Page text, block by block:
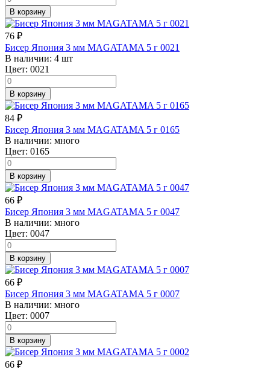
В корзину
76 ₽
Бисер Япония 3 мм MAGATAMA 5 г 0021
В наличии: 4 шт
Цвет: 0021
В корзину
84 ₽
Бисер Япония 3 мм MAGATAMA 5 г 0165
В наличии: много
Цвет: 0165
В корзину
66 ₽
Бисер Япония 3 мм MAGATAMA 5 г 0047
В наличии: много
Цвет: 0047
В корзину
66 ₽
Бисер Япония 3 мм MAGATAMA 5 г 0007
В наличии: много
Цвет: 0007
В корзину
66 ₽